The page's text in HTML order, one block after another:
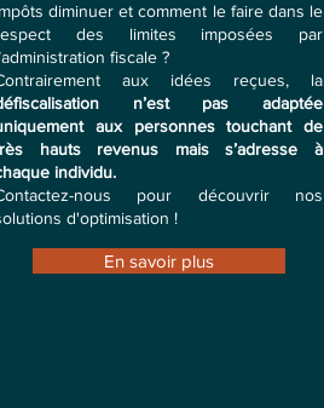
diminuer et comment le faire dans le
des limites imposées par
fiscale ?
aux idées reçues, la
n’est pas adaptée
aux personnes touchant de
hauts revenus mais s’adresse à
individu.
nous pour découvrir nos
d'optimisation !
En savoir plus